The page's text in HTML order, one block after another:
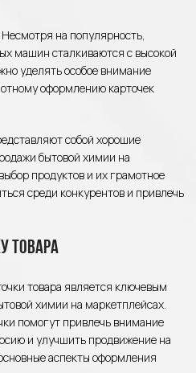
Несмотря на популярность,
машин сталкиваются с высокой
уделять особое внимание
оформлению карточек
собой хорошие
бытовой химии на
продуктов и их грамотное
среди конкурентов и привлечь
товара
товара является ключевым
химии на маркетплейсах.
помогут привлечь внимание
и улучшить продвижение на
аспекты оформления